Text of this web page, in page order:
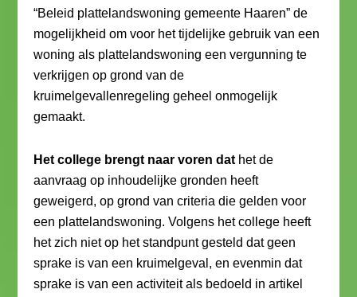
“Beleid plattelandswoning gemeente Haaren” de
mogelijkheid om voor het tijdelijke gebruik van een
woning als plattelandswoning een vergunning te
verkrijgen op grond van de
kruimelgevallenregeling geheel onmogelijk
gemaakt.
Het college brengt naar voren dat het de
aanvraag op inhoudelijke gronden heeft
geweigerd, op grond van criteria die gelden voor
een plattelandswoning. Volgens het college heeft
het zich niet op het standpunt gesteld dat geen
sprake is van een kruimelgeval, en evenmin dat
sprake is van een activiteit als bedoeld in artikel